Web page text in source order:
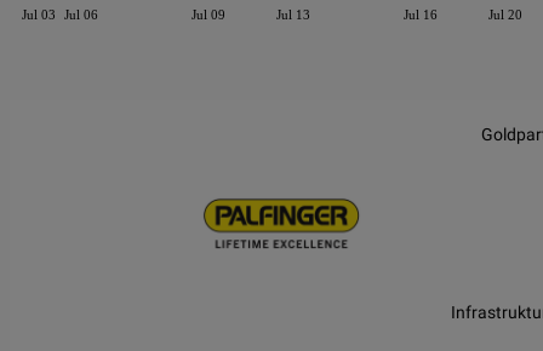
Jul 03 Jul 06 Jul 09 Jul 13 Jul 16 Jul 20